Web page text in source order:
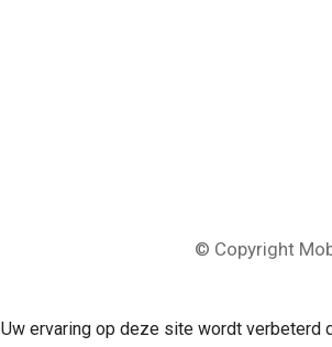
© Copyright
Uw ervaring op deze site wordt verbeterd